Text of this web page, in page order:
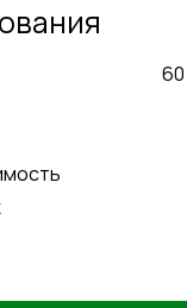
60